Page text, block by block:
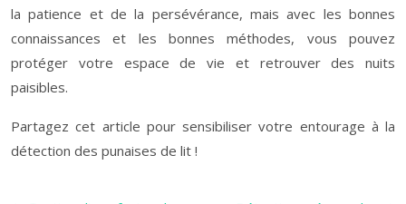
la patience et de la persévérance, mais avec les bonnes
connaissances et les bonnes méthodes, vous pouvez
protéger votre espace de vie et retrouver des nuits
paisibles.
Partagez cet article pour sensibiliser votre entourage à la
détection des punaises de lit !